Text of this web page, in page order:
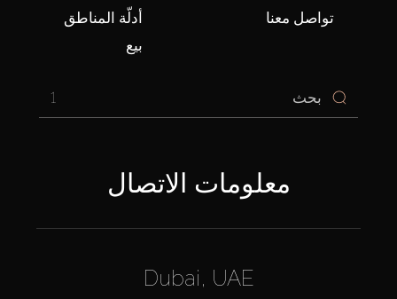
أدلّة المناطق
بيع
تواصل معنا
1
معلومات الاتصال
Dubai, UAE